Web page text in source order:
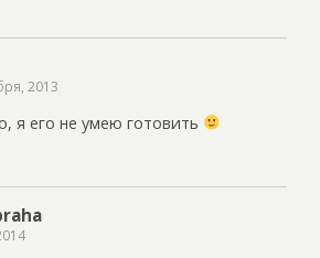
2013
я его не умею готовить